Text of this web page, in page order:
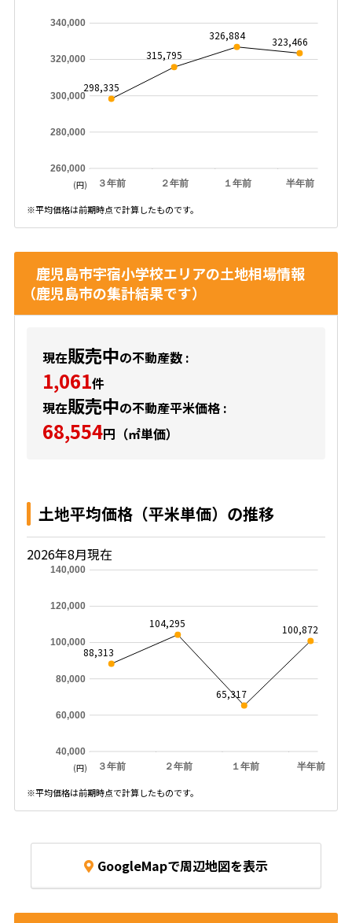
３年前 ２年前 １年前 半年前
260,000
280,000
300,000
320,000
340,000
298,335
315,795
326,884 323,466
(円)
※平均価格は前期時点で計算したものです。
鹿児島市宇宿小学校エリアの土地相場情報
（鹿児島市の集計結果です）
現在販売中の不動産数 :
1,061件
現在販売中の不動産平米価格 :
68,554円（㎡単価）
土地平均価格（平米単価）の推移
2026年8月現在
３年前 ２年前 １年前 半年前
40,000
60,000
80,000
100,000
120,000
140,000
88,313
104,295
65,317
100,872
(円)
※平均価格は前期時点で計算したものです。
GoogleMapで周辺地図を表示